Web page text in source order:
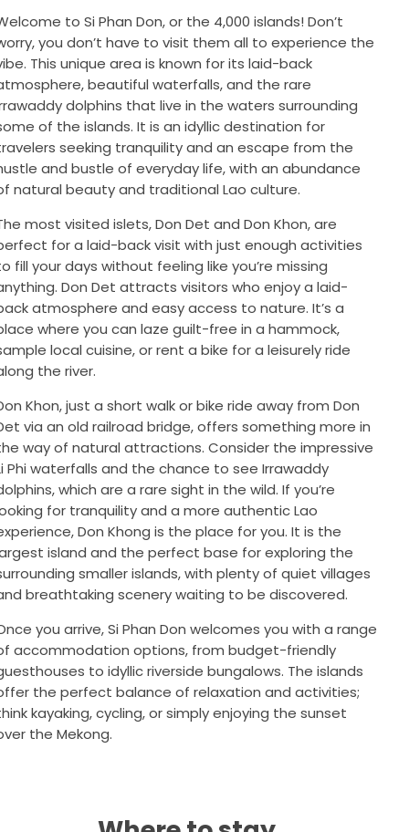
to Si Phan Don, or the 4,000 islands! Don’t
you don’t have to visit them all to experience the
This unique area is known for its laid-back
beautiful waterfalls, and the rare
dolphins that live in the waters surrounding
of the islands. It is an idyllic destination for
seeking tranquility and an escape from the
and bustle of everyday life, with an abundance
natural beauty and traditional Lao culture.
most visited islets, Don Det and Don Khon, are
for a laid-back visit with just enough activities
fill your days without feeling like you’re missing
Don Det attracts visitors who enjoy a laid-
atmosphere and easy access to nature. It’s a
where you can laze guilt-free in a hammock,
local cuisine, or rent a bike for a leisurely ride
the river.
Khon, just a short walk or bike ride away from Don
via an old railroad bridge, offers something more in
way of natural attractions. Consider the impressive
Phi waterfalls and the chance to see Irrawaddy
which are a rare sight in the wild. If you’re
for tranquility and a more authentic Lao
Don Khong is the place for you. It is the
island and the perfect base for exploring the
smaller islands, with plenty of quiet villages
breathtaking scenery waiting to be discovered.
you arrive, Si Phan Don welcomes you with a range
accommodation options, from budget-friendly
to idyllic riverside bungalows. The islands
the perfect balance of relaxation and activities;
kayaking, cycling, or simply enjoying the sunset
the Mekong.